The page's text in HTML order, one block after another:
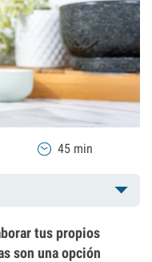
45 min
tus propios
son una opción